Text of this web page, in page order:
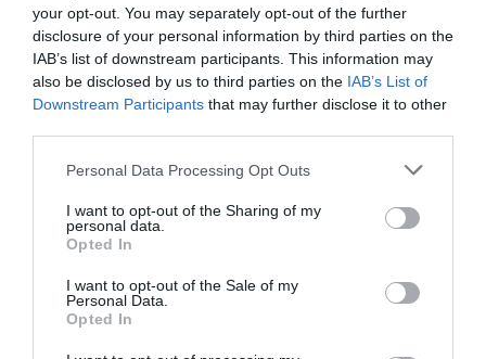
your opt-out. You may separately opt-out of the further
disclosure of your personal information by third parties on the
IAB’s list of downstream participants. This information may
also be disclosed by us to third parties on the IAB’s List of
Downstream Participants that may further disclose it to other
Personal Data Processing Opt Outs
I want to opt-out of the Sharing of my
personal data.
Opted In
I want to opt-out of the Sale of my
Personal Data.
Opted In
la creier la picioare.
Un „leac” sau o rezolvare clară și definitivă a
fracturilor de coloană vertebrală ar reprezenta-o
tratamentele cu celule stem, care se află încă într-o
fază incipientă de testare.
Recent, oamenii de știință din Israel au reușit să-i
ajute să meargă pe șoarecii paralizați, după ce i-au
supus unor implanturi ale măduvei spinării. Experții
care au lucrat la aceste studii susțin că sunt la mai